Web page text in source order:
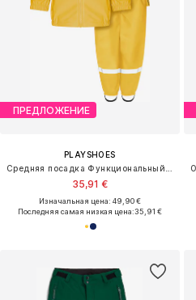
ПРЕДЛОЖЕНИЕ
PLAYSHOES
35,91 €
Изначальная цена: 49,90 €
Последняя самая низкая цена:35,91 €